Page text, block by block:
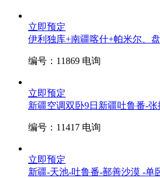
立即预定
伊利独库+南疆喀什+帕米尔、
编号：11869 电询
立即预定
新疆空调双卧9日 新疆吐鲁番-
编号：11417 电询
立即预定
新疆-天池-吐鲁番-鄯善沙漠 -单